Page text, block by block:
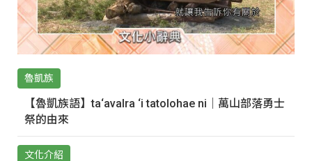
魯凱族
【魯凱族語】ta‘avalra ‘i tatolohae ni｜萬山部落勇士
祭的由來
文化介紹